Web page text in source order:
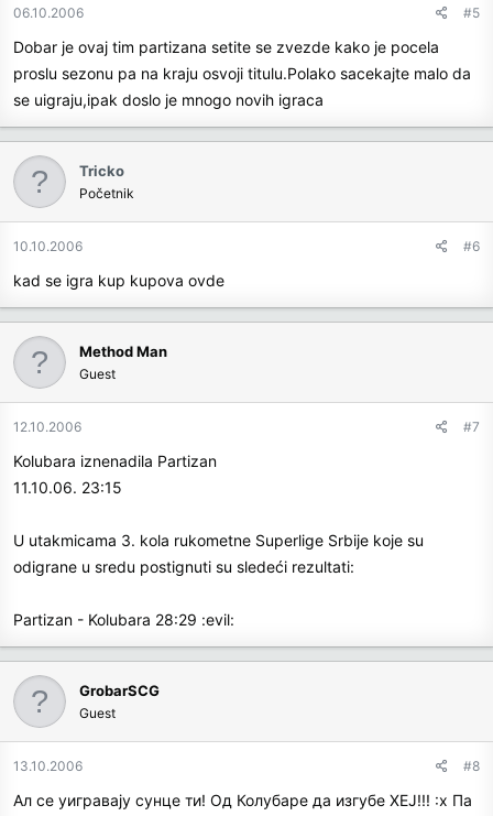
06.10.2006 #5
Dobar je ovaj tim partizana setite se zvezde kako je pocela
proslu sezonu pa na kraju osvoji titulu.Polako sacekajte malo da
se uigraju,ipak doslo je mnogo novih igraca
Tricko
Početnik
10.10.2006 #6
kad se igra kup kupova ovde
Method Man
Guest
12.10.2006 #7
Kolubara iznenadila Partizan
11.10.06. 23:15
U utakmicama 3. kola rukometne Superlige Srbije koje su
odigrane u sredu postignuti su sledeći rezultati:
Partizan - Kolubara 28:29 :evil:
GrobarSCG
Guest
13.10.2006 #8
Ал се уигравају сунце ти! Од Колубаре да изгубе ХЕЈ!!! :x Па